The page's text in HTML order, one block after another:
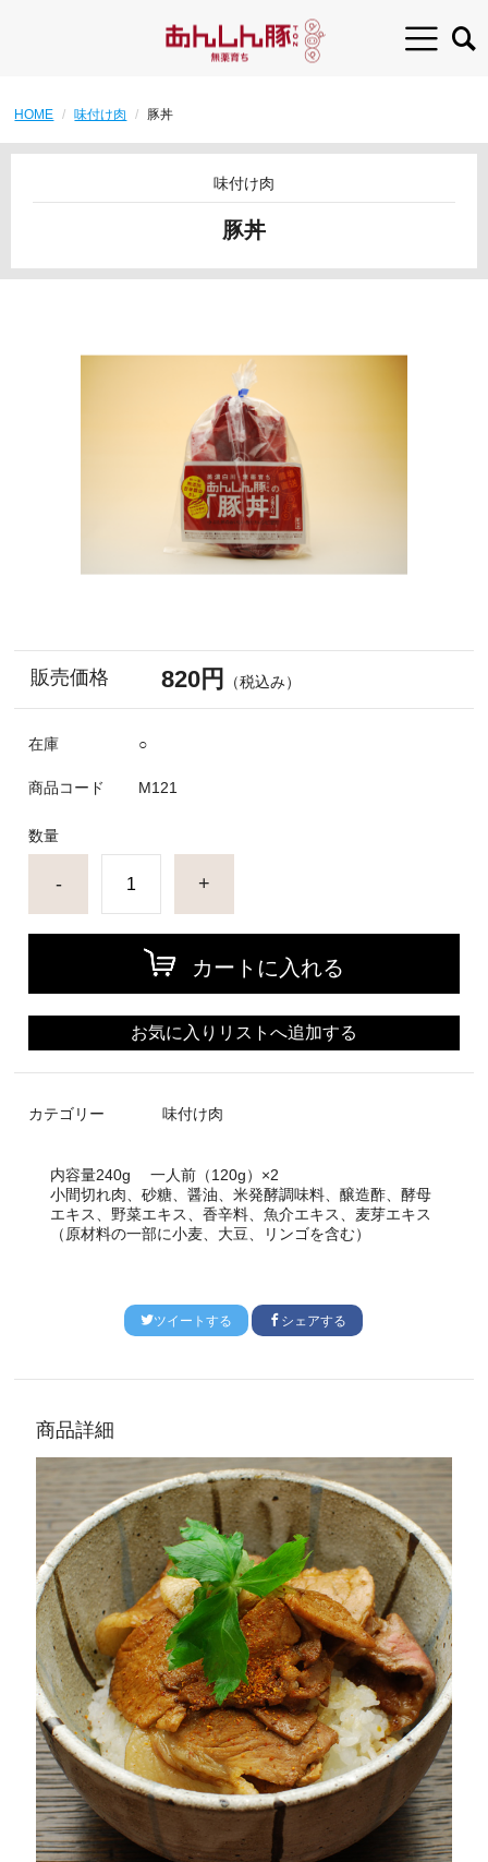
HOME 味付け肉 豚丼
味付け肉
豚丼
販売価格 820円 （税込み）
在庫 ○
商品コード M121
数量
- +
カートに入れる
お気に入りリストへ追加する
カテゴリー 味付け肉
内容量240g 一人前（120g）×2
小間切れ肉、砂糖、醤油、米発酵調味料、醸造酢、酵母
エキス、野菜エキス、香辛料、魚介エキス、麦芽エキス
（原材料の一部に小麦、大豆、リンゴを含む）
ツイートする シェアする
商品詳細